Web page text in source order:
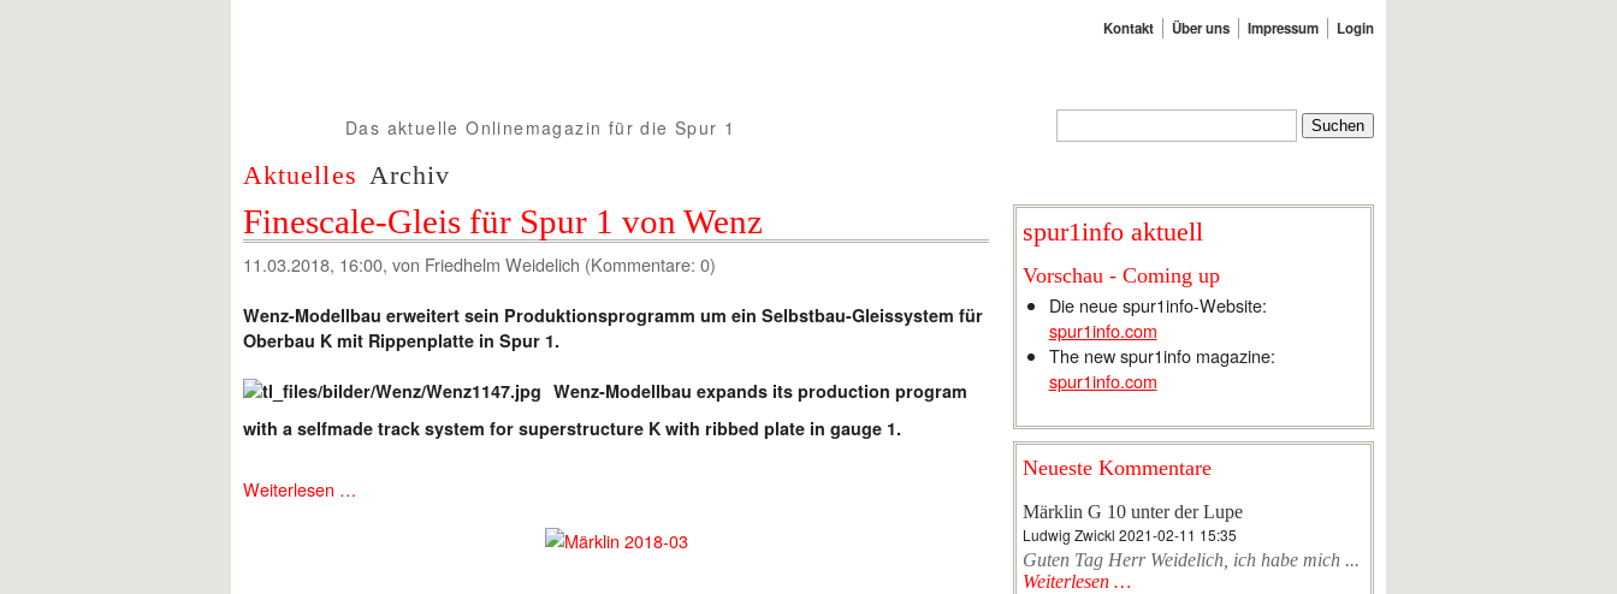
Aktuelles Archiv
Kontakt Über uns Impressum Login
Das aktuelle Onlinemagazin für die Spur 1
Spur1info.com
Finescale-Gleis für Spur 1 von Wenz
11.03.2018, 16:00, von Friedhelm Weidelich (Kommentare: 0)
Wenz-Modellbau erweitert sein Produktionsprogramm um ein Selbstbau-Gleissystem für
Oberbau K mit Rippenplatte in Spur 1.
Wenz-Modellbau expands its production program
with a selfmade track system for superstructure K with ribbed plate in gauge 1.
Weiterlesen …
spur1info aktuell
Vorschau - Coming up
Die neue spur1info-Website:
spur1info.com
The new spur1info magazine:
spur1info.com
Neueste Kommentare
Märklin G 10 unter der Lupe
Ludwig Zwickl 2021-02-11 15:35
Guten Tag Herr Weidelich, ich habe mich ...
Weiterlesen …